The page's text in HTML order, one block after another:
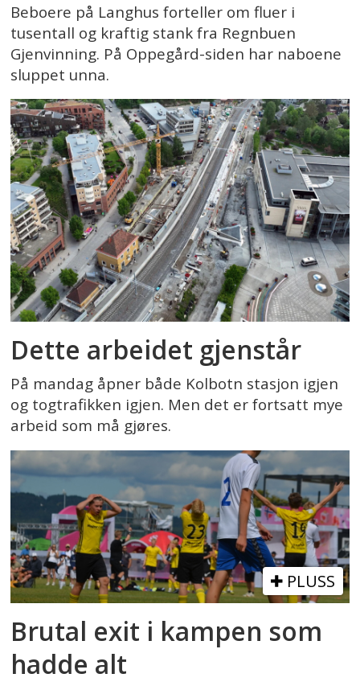
Beboere på Langhus forteller om fluer i
tusentall og kraftig stank fra Regnbuen
Gjenvinning. På Oppegård-siden har naboene
sluppet unna.
Dette arbeidet gjenstår
På mandag åpner både Kolbotn stasjon igjen
og togtrafikken igjen. Men det er fortsatt mye
arbeid som må gjøres.
PLUSS
Brutal exit i kampen som
hadde alt